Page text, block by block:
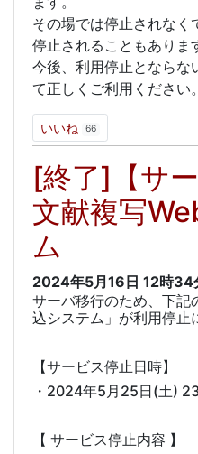
その場では停止されなく
停止されることもありま
今後、利用停止とならな
て正しくご利用ください。
いいね 66
[終了]【サ
文献複写
ム
2024年5月16日 12時34
サーバ移行のため、下記
込システム」が利用停止
【サービス停止日時】
・2024年5月25日(土)
【 サービス停止内容 】